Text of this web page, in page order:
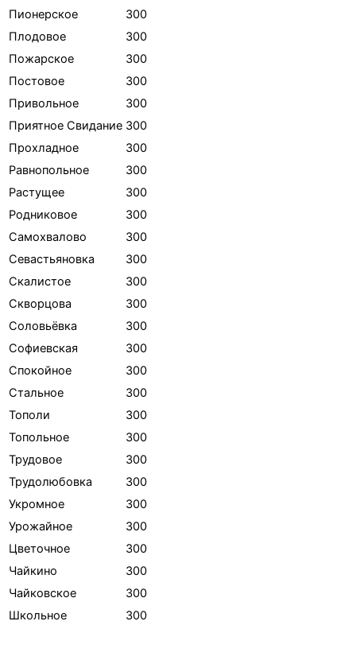
Пионерское
300
Плодовое
300
Пожарское
300
Постовое
300
Привольное
300
Приятное Свидание 300
Прохладное
300
Равнопольное
300
Растущее
300
Родниковое
300
Самохвалово
300
Севастьяновка
300
Скалистое
300
Скворцова
300
Соловьёвка
300
Софиевская
300
Спокойное
300
Стальное
300
Тополи
300
Топольное
300
Трудовое
300
Трудолюбовка
300
Укромное
300
Урожайное
300
Цветочное
300
Чайкино
300
Чайковское
300
Школьное
300